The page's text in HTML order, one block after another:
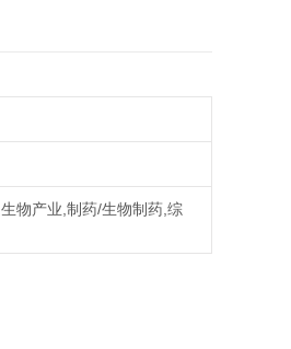
物产业,制药/生物制药,综